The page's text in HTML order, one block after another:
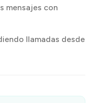
mensajes con
llamadas desde